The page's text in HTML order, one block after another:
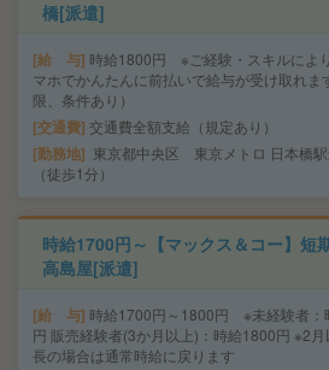
橋[派遣]
給 与 時給1800円 ※ご経験・スキルによ
マホでかんたんに前払いで給与が受け取れま
限、条件あり）
交通費 交通費全額支給（規定あり）
勤務地
東京都中央区 東京メトロ 日本橋
（徒歩1分）
時給1700円～【マックス＆コー】
高島屋[派遣]
給 与 時給1700円～1800円 ※未経験者：
円 販売経験者(3か月以上)：時給1800円 ※2月
長の場合は通常時給に戻ります